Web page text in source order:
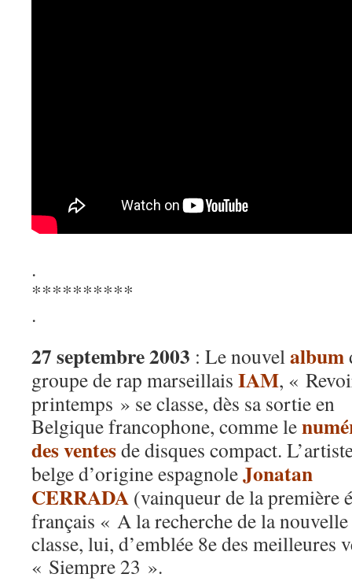
.
**********
.
27 septembre 2003 : Le nouvelalbum
groupe de rap marseillais IAM, «
printemps » se classe, dès sa sortie en
Belgique francophone, comme le
des ventesde disques compact.
belge d’origine espagnoleJonatan
CERRADA (vainqueur de la première
français « A la recherche de la
classe, lui, d’emblée 8e des meilleures
« Siempre 23 ».